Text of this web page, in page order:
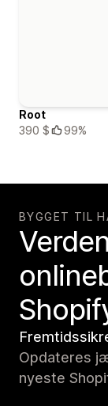
Root
390 $
99%
BYGGET TIL
Opdateres
nyeste